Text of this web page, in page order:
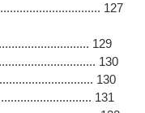
127
129
130
130
131